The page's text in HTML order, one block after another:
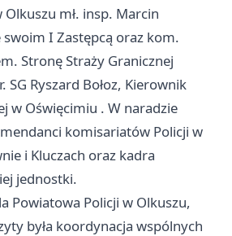
mł. insp. Marcin
swoim I Zastępcą oraz kom.
Stronę Straży Granicznej
SG Ryszard Bołoz, Kierownik
w Oświęcimiu . W naradzie
komisariatów Policji w
i Kluczach oraz kadra
jednostki.
Powiatowa Policji w Olkuszu,
była koordynacja wspólnych